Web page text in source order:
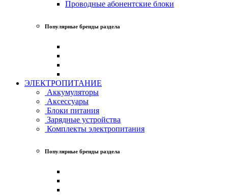
Проводные абонентские блоки
Популярные бренды раздела
ЭЛЕКТРОПИТАНИЕ
Аккумуляторы
Аксессуары
Блоки питания
Зарядные устройства
Комплекты электропитания
Популярные бренды раздела